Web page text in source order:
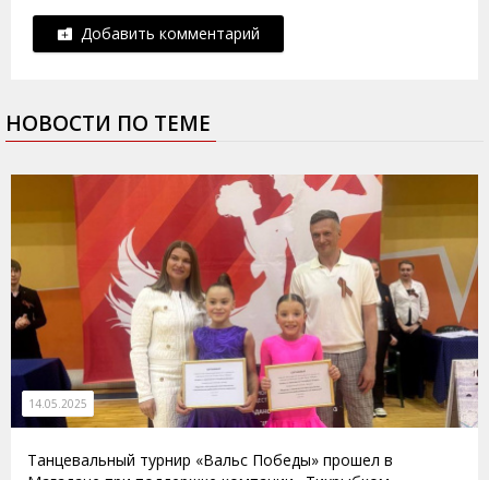
Добавить комментарий
НОВОСТИ ПО ТЕМЕ
14.05.2025
Танцевальный турнир «Вальс Победы» прошел в